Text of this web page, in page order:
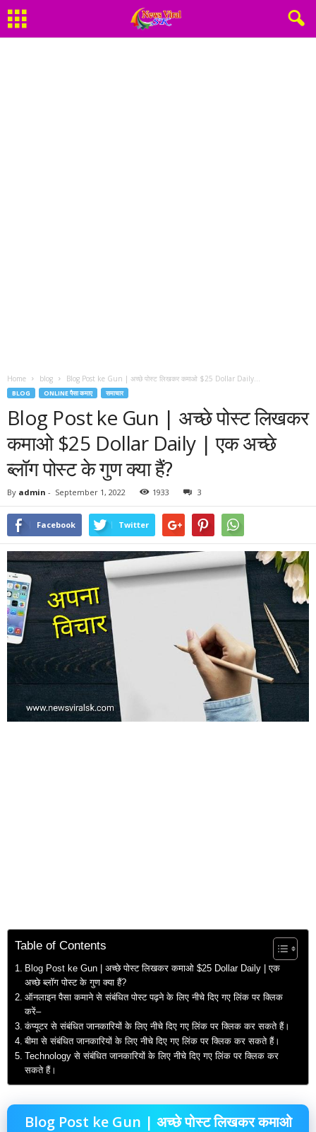
Home blog Blog Post ke Gun | अच्छे पोस्ट लिखकर कमाओ $25 Dollar Daily...
BLOG ONLINE पैसा कमाए समाचार
Blog Post ke Gun | अच्छे पोस्ट लिखकर
कमाओ $25 Dollar Daily | एक अच्छे
ब्लॉग पोस्ट के गुण क्या हैं?
By admin - September 1, 2022 1933 3
Facebook Twitter
Table of Contents
Blog Post ke Gun | अच्छे पोस्ट लिखकर कमाओ $25 Dollar Daily | एक
अच्छे ब्लॉग पोस्ट के गुण क्या हैं?
ऑनलाइन पैसा कमाने से संबंधित पोस्ट पढ़ने के लिए नीचे दिए गए लिंक पर क्लिक
करें–
कंप्यूटर से संबंधित जानकारियों के लिए नीचे दिए गए लिंक पर क्लिक कर सकते हैं।
बीमा से संबंधित जानकारियों के लिए नीचे दिए गए लिंक पर क्लिक कर सकते हैं।
Technology से संबंधित जानकारियों के लिए नीचे दिए गए लिंक पर क्लिक कर
सकते हैं।
Blog Post ke Gun | अच्छे पोस्ट लिखकर कमाओ